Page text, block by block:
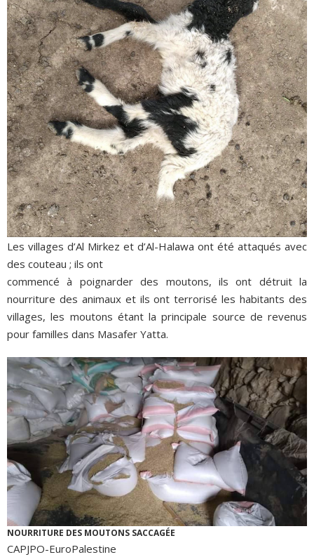
Les villages d’Al Mirkez et d’Al-Halawa ont été attaqués avec
des couteau ; ils ont
commencé à poignarder des moutons, ils ont détruit la
nourriture des animaux et ils ont terrorisé les habitants des
villages, les moutons étant la principale source de revenus
pour familles dans Masafer Yatta.
NOURRITURE DES MOUTONS SACCAGÉE
CAPJPO-EuroPalestine